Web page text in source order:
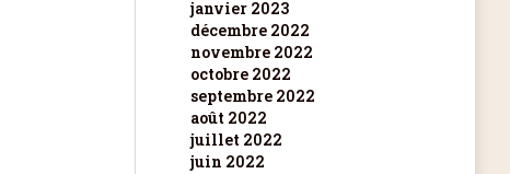
janvier 2023
décembre 2022
novembre 2022
octobre 2022
septembre 2022
août 2022
juillet 2022
juin 2022